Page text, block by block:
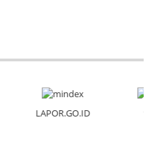
tls.com